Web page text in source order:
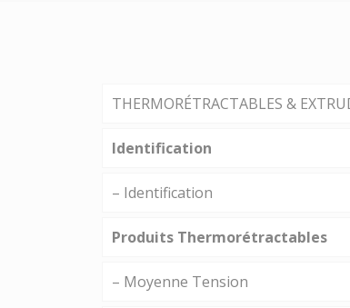
THERMORÉTRACTABLES &
Identification
– Identification
Produits Thermorétractables
– Moyenne Tension